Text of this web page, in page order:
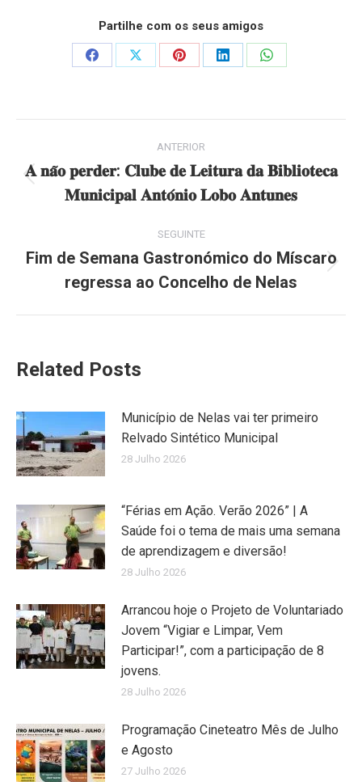
Partilhe com os seus amigos
Share
Share
Share
Share
Share
navigation
ANTERIOR
Previous
post:
𝐀 𝐧𝐚̃𝐨 𝐩𝐞𝐫𝐝𝐞𝐫: 𝐂𝐥𝐮𝐛𝐞 𝐝𝐞 𝐋𝐞𝐢𝐭𝐮𝐫𝐚 𝐝𝐚 𝐁𝐢𝐛𝐥𝐢𝐨𝐭𝐞𝐜𝐚
𝐌𝐮𝐧𝐢𝐜𝐢𝐩𝐚𝐥 𝐀𝐧𝐭𝐨́𝐧𝐢𝐨 𝐋𝐨𝐛𝐨 𝐀𝐧𝐭𝐮𝐧𝐞𝐬
SEGUINTE
post:
Fim de Semana Gastronómico do Míscaro
regressa ao Concelho de Nelas
Related Posts
Município de Nelas vai ter primeiro
Relvado Sintético Municipal
28 Julho 2026
“Férias em Ação. Verão 2026” | A
Saúde foi o tema de mais uma semana
de aprendizagem e diversão!
28 Julho 2026
Arrancou hoje o Projeto de Voluntariado
Jovem “Vigiar e Limpar, Vem
Participar!”, com a participação de 8
jovens.
28 Julho 2026
Programação Cineteatro Mês de Julho
e Agosto
27 Julho 2026